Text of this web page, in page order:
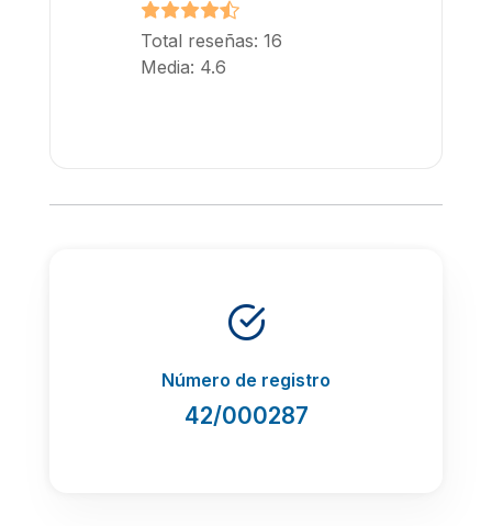
Total reseñas: 16
Media: 4.6
Número de registro
42/000287